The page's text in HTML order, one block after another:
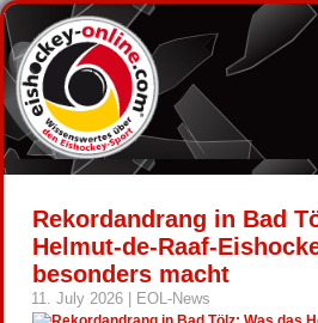
Rekordandrang in Bad
Helmut-de-Raaf-
besonders macht
11. July 2026 | EOL-News